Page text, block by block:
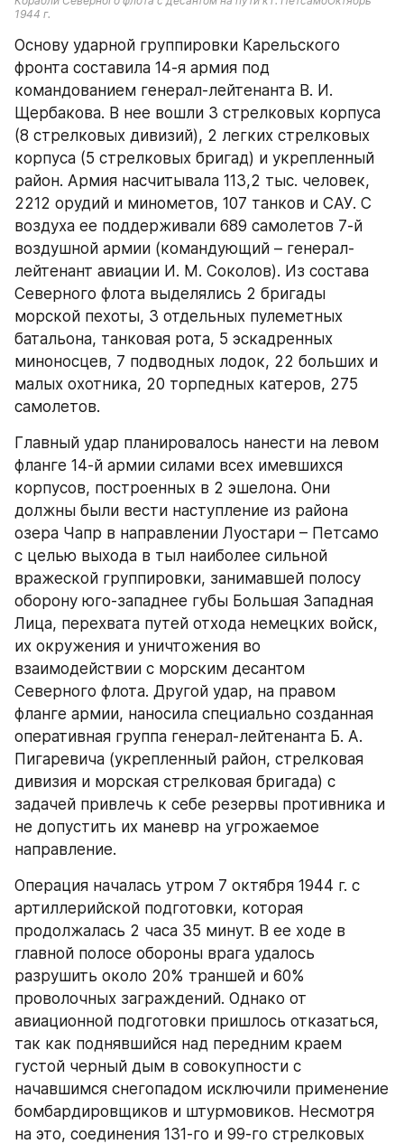
1944 г.
Основу ударной группировки Карельского
фронта составила 14-я армия под
командованием генерал-лейтенанта В. И.
Щербакова. В нее вошли 3 стрелковых корпуса
(8 стрелковых дивизий), 2 легких стрелковых
корпуса (5 стрелковых бригад) и укрепленный
район. Армия насчитывала 113,2 тыс. человек,
2212 орудий и минометов, 107 танков и САУ. С
воздуха ее поддерживали 689 самолетов 7-й
воздушной армии (командующий – генерал-
лейтенант авиации И. М. Соколов). Из состава
Северного флота выделялись 2 бригады
морской пехоты, 3 отдельных пулеметных
батальона, танковая рота, 5 эскадренных
миноносцев, 7 подводных лодок, 22 больших и
малых охотника, 20 торпедных катеров, 275
самолетов.
Главный удар планировалось нанести на левом
фланге 14-й армии силами всех имевшихся
корпусов, построенных в 2 эшелона. Они
должны были вести наступление из района
озера Чапр в направлении Луостари – Петсамо
с целью выхода в тыл наиболее сильной
вражеской группировки, занимавшей полосу
оборону юго-западнее губы Большая Западная
Лица, перехвата путей отхода немецких войск,
их окружения и уничтожения во
взаимодействии с морским десантом
Северного флота. Другой удар, на правом
фланге армии, наносила специально созданная
оперативная группа генерал-лейтенанта Б. А.
Пигаревича (укрепленный район, стрелковая
дивизия и морская стрелковая бригада) с
задачей привлечь к себе резервы противника и
не допустить их маневр на угрожаемое
направление.
Операция началась утром 7 октября 1944 г. с
артиллерийской подготовки, которая
продолжалась 2 часа 35 минут. В ее ходе в
главной полосе обороны врага удалось
разрушить около 20% траншей и 60%
проволочных заграждений. Однако от
авиационной подготовки пришлось отказаться,
так как поднявшийся над передним краем
густой черный дым в совокупности с
начавшимся снегопадом исключили применение
бомбардировщиков и штурмовиков. Несмотря
на это, соединения 131-го и 99-го стрелковых